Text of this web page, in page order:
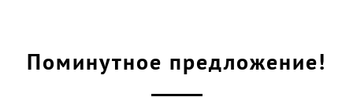
Поминутное предложение!